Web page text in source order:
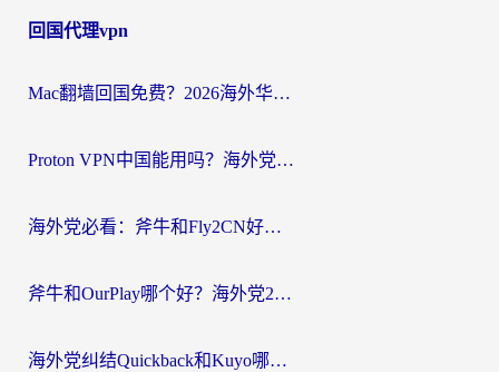
回国代理vpn
Mac翻墙回国免费？2026海外华人亲测：从CCTV5直播到国内APP，这样选加速器才靠谱
Proton VPN中国能用吗？海外党选回国加速器的避坑指南（附番茄加速器实测）
海外党必看：斧牛和Fly2CN好用吗？3招教你选对回国加速器（附免费试用攻略）
斧牛和OurPlay哪个好？海外党2026亲测：选对加速器，国内资源秒加载
海外党纠结Quickback和Kuyo哪个好？选对回国加速器才能无缝刷国内资源